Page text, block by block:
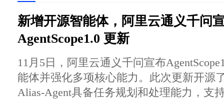
新增开源智能体，阿里云通义千问
AgentScope1.0 更新
11月5日，阿里云通义千问宣布
能体并强化多项核心能力。此次更新开源
Alias-Agent具备任务规划和处理能力，支